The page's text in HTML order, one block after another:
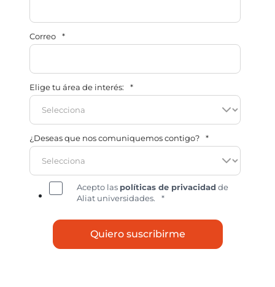
Correo *
Elige tu área de interés: *
¿Deseas que nos comuniquemos contigo? *
Acepto las políticas de privacidad de
Aliat universidades.
*